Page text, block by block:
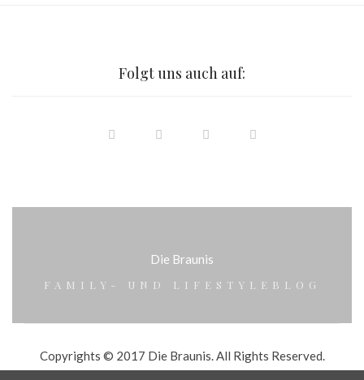
Folgt uns auch auf:
Die Braunis
FAMILY- UND LIFESTYLEBLOG
Copyrights © 2017 Die Braunis. All Rights Reserved.